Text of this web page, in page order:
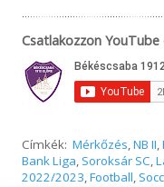
Csatlakozzon
Címkék: Mérkőzés,NB II,
Bank Liga, Soroksár SC,
2022/2023,Football,